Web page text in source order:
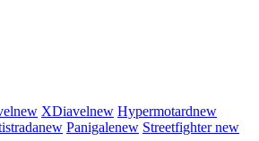
new XDiavelnew Hypermotardnew
new Panigalenew Streetfighternew